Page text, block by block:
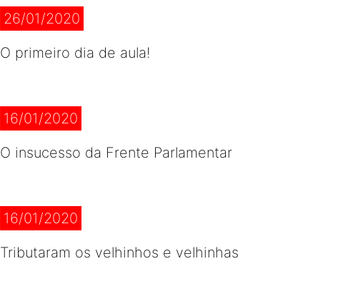
26/01/2020
O primeiro dia de aula!
16/01/2020
O insucesso da Frente Parlamentar
16/01/2020
Tributaram os velhinhos e velhinhas